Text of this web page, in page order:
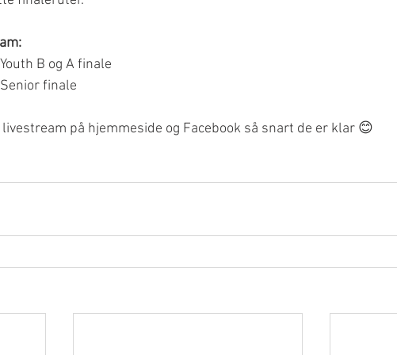
B og A finale
finale
på hjemmeside og Facebook så snart de er klar 😊